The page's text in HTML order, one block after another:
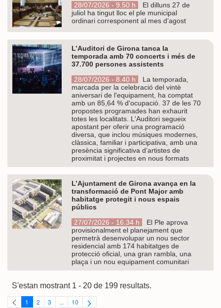
28/07/2026 - 9.50 h
El dilluns 27 de
juliol ha tingut lloc el ple municipal
ordinari corresponent al mes d’agost
L’Auditori de Girona tanca la
temporada amb 70 concerts i més de
37.700 persones assistents
28/07/2026 - 8.40 h
La temporada,
marcada per la celebració del vintè
aniversari de l'equipament, ha comptat
amb un 85,64 % d'ocupació. 37 de les 70
propostes programades han exhaurit
totes les localitats. L'Auditori segueix
apostant per oferir una programació
diversa, que inclou músiques modernes,
clàssica, familiar i participativa, amb una
presència significativa d’artistes de
proximitat i projectes en nous formats
L’Ajuntament de Girona avança en la
transformació de Pont Major amb
habitatge protegit i nous espais
públics
27/07/2026 - 16.34 h
El Ple aprova
provisionalment el planejament que
permetrà desenvolupar un nou sector
residencial amb 174 habitatges de
protecció oficial, una gran rambla, una
plaça i un nou equipament comunitari
S'estan mostrant 1 - 20 de 199 resultats.
Pàgina
1 Pàgina
2 Pàgina
3 ...Pàgines intermèdies Utilitzeu TAB per navegar.
Pàgina
10